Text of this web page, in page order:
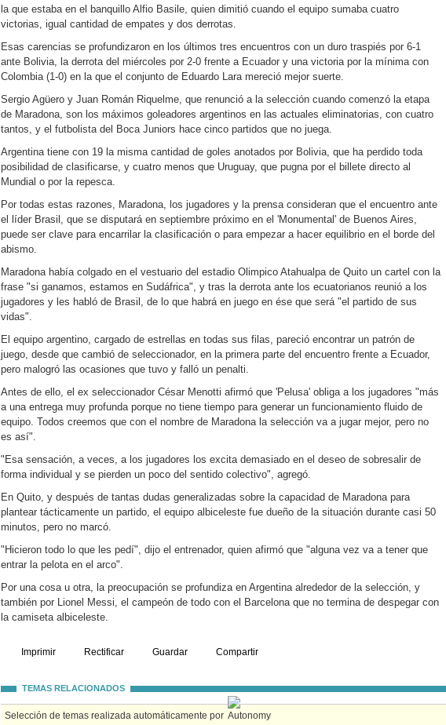
la que estaba en el banquillo Alfio Basile, quien dimitió cuando el equipo sumaba cuatro
victorias, igual cantidad de empates y dos derrotas.
Esas carencias se profundizaron en los últimos tres encuentros con un duro traspiés por 6-1
ante Bolivia, la derrota del miércoles por 2-0 frente a Ecuador y una victoria por la mínima con
Colombia (1-0) en la que el conjunto de Eduardo Lara mereció mejor suerte.
Sergio Agüero y Juan Román Riquelme, que renunció a la selección cuando comenzó la etapa
de Maradona, son los máximos goleadores argentinos en las actuales eliminatorias, con cuatro
tantos, y el futbolista del Boca Juniors hace cinco partidos que no juega.
Argentina tiene con 19 la misma cantidad de goles anotados por Bolivia, que ha perdido toda
posibilidad de clasificarse, y cuatro menos que Uruguay, que pugna por el billete directo al
Mundial o por la repesca.
Por todas estas razones, Maradona, los jugadores y la prensa consideran que el encuentro ante
el líder Brasil, que se disputará en septiembre próximo en el 'Monumental' de Buenos Aires,
puede ser clave para encarrilar la clasificación o para empezar a hacer equilibrio en el borde del
abismo.
Maradona había colgado en el vestuario del estadio Olimpico Atahualpa de Quito un cartel con la
frase "si ganamos, estamos en Sudáfrica", y tras la derrota ante los ecuatorianos reunió a los
jugadores y les habló de Brasil, de lo que habrá en juego en ése que será "el partido de sus
vidas".
El equipo argentino, cargado de estrellas en todas sus filas, pareció encontrar un patrón de
juego, desde que cambió de seleccionador, en la primera parte del encuentro frente a Ecuador,
pero malogró las ocasiones que tuvo y falló un penalti.
Antes de ello, el ex seleccionador César Menotti afirmó que 'Pelusa' obliga a los jugadores "más
a una entrega muy profunda porque no tiene tiempo para generar un funcionamiento fluido de
equipo. Todos creemos que con el nombre de Maradona la selección va a jugar mejor, pero no
es así".
"Esa sensación, a veces, a los jugadores los excita demasiado en el deseo de sobresalir de
forma individual y se pierden un poco del sentido colectivo", agregó.
En Quito, y después de tantas dudas generalizadas sobre la capacidad de Maradona para
plantear tácticamente un partido, el equipo albiceleste fue dueño de la situación durante casi 50
minutos, pero no marcó.
"Hicieron todo lo que les pedí", dijo el entrenador, quien afirmó que "alguna vez va a tener que
entrar la pelota en el arco".
Por una cosa u otra, la preocupación se profundiza en Argentina alrededor de la selección, y
también por Lionel Messi, el campeón de todo con el Barcelona que no termina de despegar con
la camiseta albiceleste.
Imprimir Rectificar Guardar Compartir
TEMAS RELACIONADOS
Selección de temas realizada automáticamente por